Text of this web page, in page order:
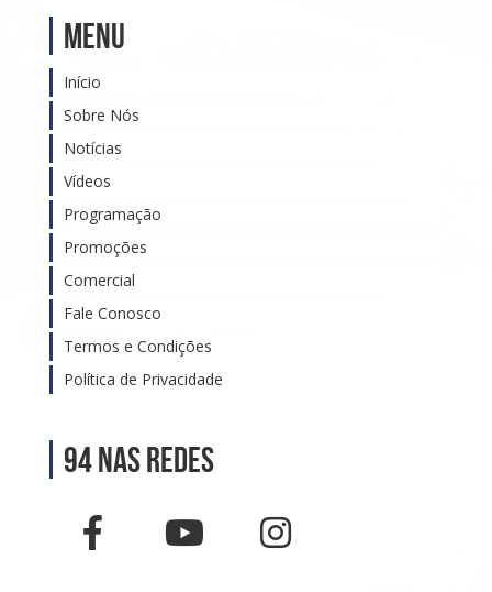
Menu
Início
Sobre Nós
Notícias
Vídeos
Programação
Promoções
Comercial
Fale Conosco
Termos e Condições
Política de Privacidade
94 nas Redes